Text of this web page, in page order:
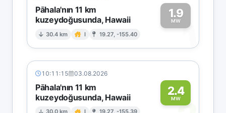
Pāhala'nın 11 km
kuzeydoğusunda, Hawaii
30.4 km I 19.27, -155.40
1.9
MW1
10:11:15 03.08.2026
Pāhala'nın 11 km
kuzeydoğusunda, Hawaii
2.4
MW